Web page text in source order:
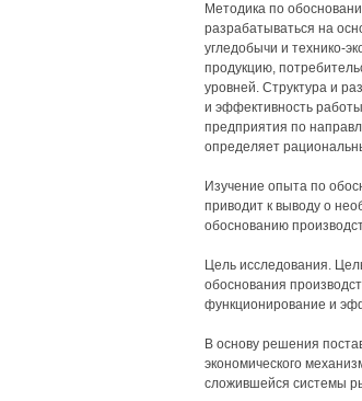
Методика по
разрабатываться на
угледобычи и технико-
продукцию,
уровней. Структура и
и эффективность
предприятия по
определяет
Изучение опыта по
приводит к выводу о
обоснованию
Цель исследования.
обоснования
функционирование и
В основу решения
экономического
сложившейся системы